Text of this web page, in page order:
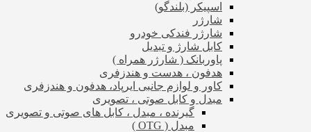
اسپیکر (بلندگو)
شارژر
شارژر فندکی خودرو
کابل شارژ و تبدیل
پاوربانک ( شارژر همراه )
هدفون ، هدست و هندزفری
کاور و لوازم جانبی ایرپاد، هدفون و هندزفری
مبدل و کابل صوتی ، تصویری
گیرنده ، مبدل ، کابل های صوتی و تصویری
مبدل ( OTG )